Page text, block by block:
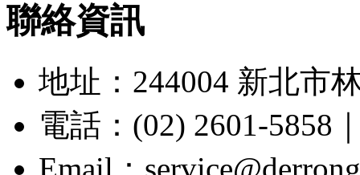
聯絡資訊
地址：244004 新北市
電話：(02) 2601-5858
Email：